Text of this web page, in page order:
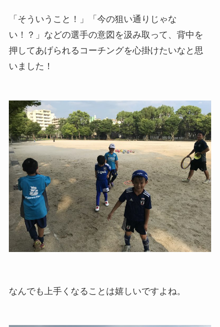
「そういうこと！」「今の狙い通りじゃな
い！？」などの選手の意図を汲み取って、背中を
押してあげられるコーチングを心掛けたいなと思
いました！
なんでも上手くなることは嬉しいですよね。